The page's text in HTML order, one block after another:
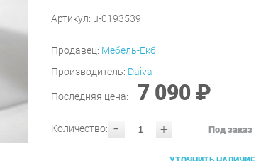
Артикул: u-0193539
Продавец: Мебель-Екб
Производитель: Daiva
Последняя цена: 7 090 ₽
- +
Количество: Под заказ